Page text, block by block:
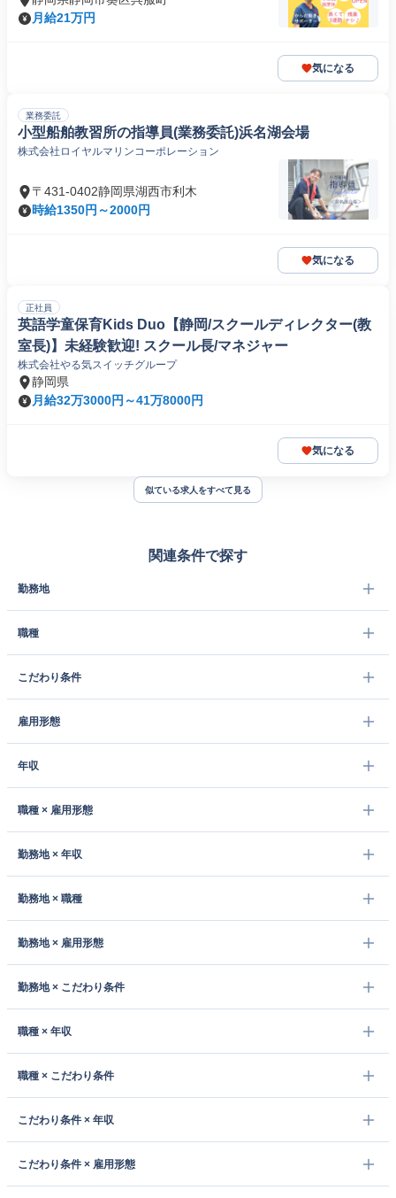
月給21万円
気になる
業務委託
小型船舶教習所の指導員(業務委託)浜名湖会場
株式会社ロイヤルマリンコーポレーション
〒431-0402静岡県湖西市利木
時給1350円～2000円
気になる
正社員
英語学童保育Kids Duo【静岡/スクールディレクター(教
室長)】未経験歓迎! スクール長/マネジャー
株式会社やる気スイッチグループ
静岡県
月給32万3000円～41万8000円
気になる
似ている求人をすべて見る
関連条件で探す
勤務地
職種
こだわり条件
雇用形態
年収
職種 × 雇用形態
勤務地 × 年収
勤務地 × 職種
勤務地 × 雇用形態
勤務地 × こだわり条件
職種 × 年収
職種 × こだわり条件
こだわり条件 × 年収
こだわり条件 × 雇用形態